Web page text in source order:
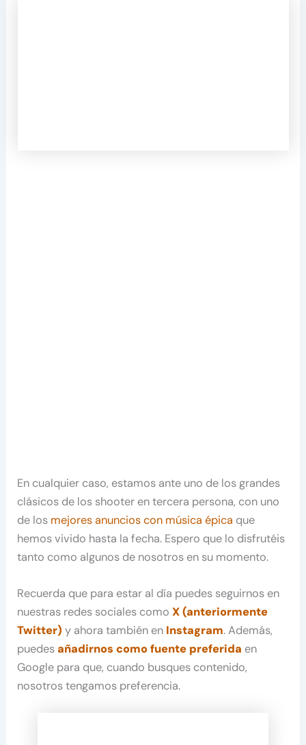
En cualquier caso, estamos ante uno de los grandes
clásicos de los shooter en tercera persona, con uno
de los mejores anuncios con música épica que
hemos vivido hasta la fecha. Espero que lo disfrutéis
tanto como algunos de nosotros en su momento.
Recuerda que para estar al día puedes seguirnos en
nuestras redes sociales comoX (anteriormente
Twitter) y ahora también en Instagram. Además,
puedesañadirnos como fuente preferida en
Google para que, cuando busques contenido,
nosotros tengamos preferencia.